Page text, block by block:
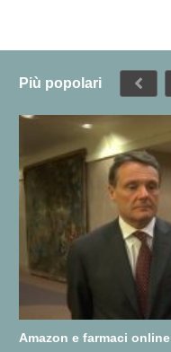
Più popolari
Amazon e farmaci online